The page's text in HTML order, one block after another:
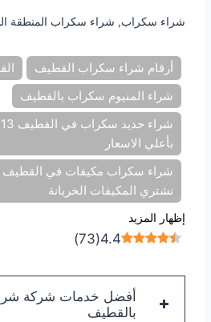
شراء سكراب, شراء سكراب المنطقة
أرقام شراء سكراب القطيف
شراء المنيوم سكراب بالقطيف
بأعلي الاسعار
نشتري المكيفات الخربانة
إظهار المزيد
4.4
(
73
)
أفضل خدمات شركة
بالقطيف